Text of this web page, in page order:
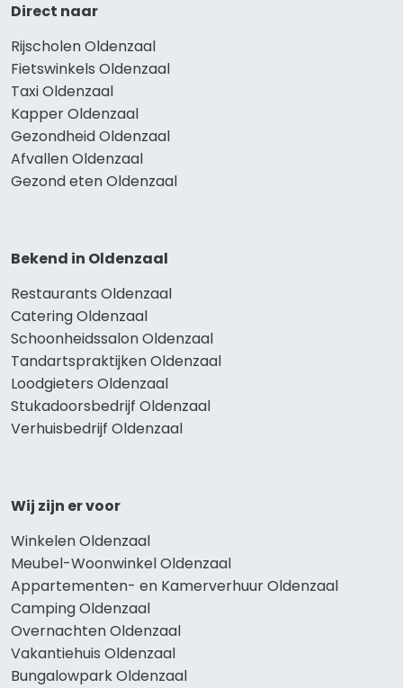
Direct naar
Rijscholen Oldenzaal
Fietswinkels Oldenzaal
Taxi Oldenzaal
Kapper Oldenzaal
Gezondheid Oldenzaal
Afvallen Oldenzaal
Gezond eten Oldenzaal
Bekend in Oldenzaal
Restaurants Oldenzaal
Catering Oldenzaal
Schoonheidssalon Oldenzaal
Tandartspraktijken Oldenzaal
Loodgieters Oldenzaal
Stukadoorsbedrijf Oldenzaal
Verhuisbedrijf Oldenzaal
Wij zijn er voor
Winkelen Oldenzaal
Meubel-Woonwinkel Oldenzaal
Appartementen- en Kamerverhuur Oldenzaal
Camping Oldenzaal
Overnachten Oldenzaal
Vakantiehuis Oldenzaal
Bungalowpark Oldenzaal